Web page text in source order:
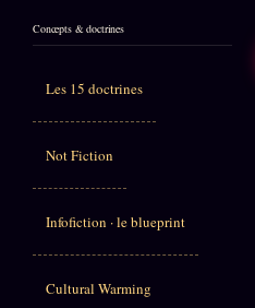
Concepts & doctrines
Les 15 doctrines
Not Fiction
Infofiction · le blueprint
Cultural Warming